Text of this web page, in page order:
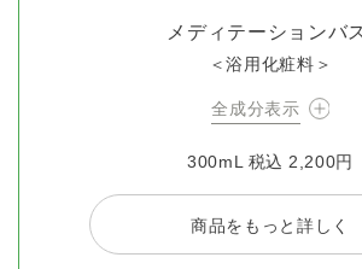
メディテーションバ
＜浴用化粧料＞
全成分表示
300mL 税込 2,200円
商品をもっと詳しく